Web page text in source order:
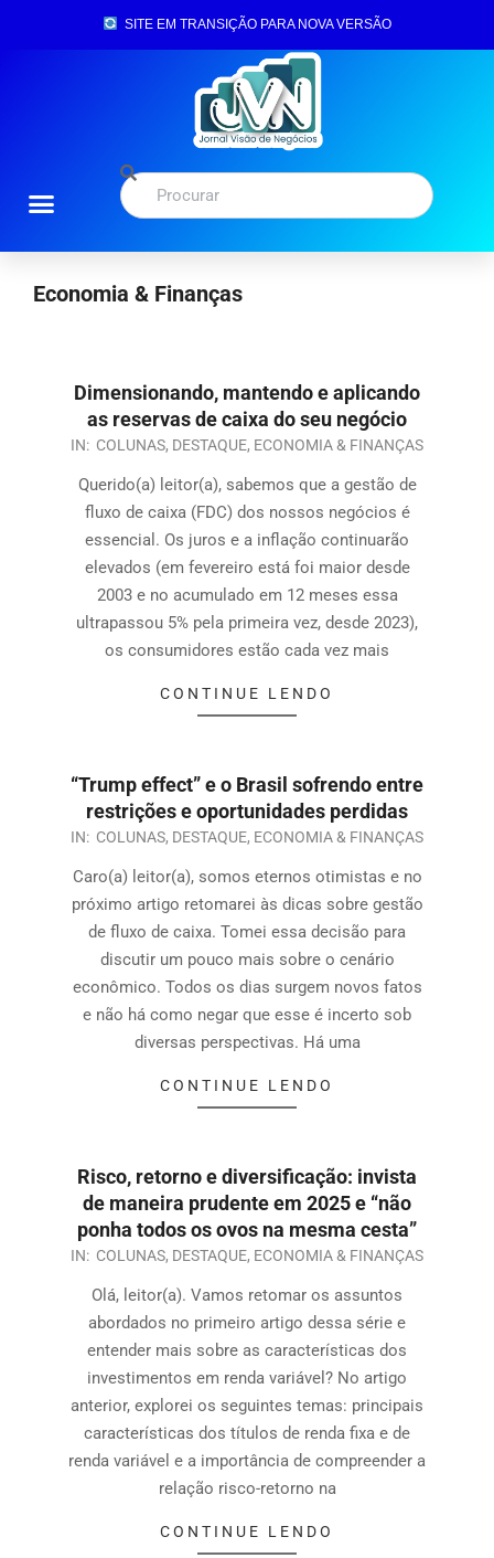
SITE EM TRANSIÇÃO PARA NOVA VERSÃO
Economia & Finanças
Dimensionando, mantendo e aplicando
as reservas de caixa do seu negócio
IN: COLUNAS, DESTAQUE, ECONOMIA & FINANÇAS
Querido(a) leitor(a), sabemos que a gestão de
fluxo de caixa (FDC) dos nossos negócios é
essencial. Os juros e a inflação continuarão
elevados (em fevereiro está foi maior desde
2003 e no acumulado em 12 meses essa
ultrapassou 5% pela primeira vez, desde 2023),
os consumidores estão cada vez mais
CONTINUE LENDO
“Trump effect” e o Brasil sofrendo entre
restrições e oportunidades perdidas
IN: COLUNAS, DESTAQUE, ECONOMIA & FINANÇAS
Caro(a) leitor(a), somos eternos otimistas e no
próximo artigo retomarei às dicas sobre gestão
de fluxo de caixa. Tomei essa decisão para
discutir um pouco mais sobre o cenário
econômico. Todos os dias surgem novos fatos
e não há como negar que esse é incerto sob
diversas perspectivas. Há uma
CONTINUE LENDO
Risco, retorno e diversificação: invista
de maneira prudente em 2025 e “não
ponha todos os ovos na mesma cesta”
IN: COLUNAS, DESTAQUE, ECONOMIA & FINANÇAS
Olá, leitor(a). Vamos retomar os assuntos
abordados no primeiro artigo dessa série e
entender mais sobre as características dos
investimentos em renda variável? No artigo
anterior, explorei os seguintes temas: principais
características dos títulos de renda fixa e de
renda variável e a importância de compreender a
relação risco-retorno na
CONTINUE LENDO